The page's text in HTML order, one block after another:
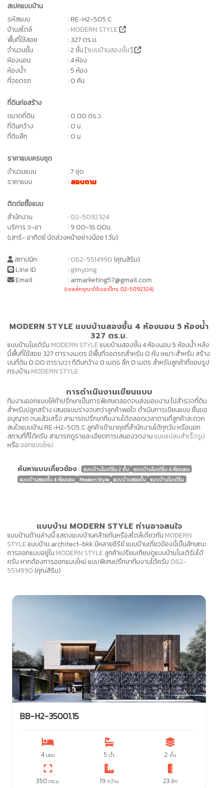
สเปคแบบบ้าน
รหัสแบบ
: RE-H2-505.C
บ้านสไตล์
: MODERN STYLE
พื้นที่ใช้สอย
: 327 ตร.ม.
จำนวนชั้น
: 2 ชั้น ['แบบบ้านสองชั้น']
ห้องนอน
: 4 ห้อง
ห้องน้ำ
: 5 ห้อง
ที่จอดรถ
: 0 คัน
ที่ดินก่อสร้าง
ขนาดที่ดิน
: 0.00 ตร.ว.
ที่ดินกว้าง
: 0 ม.
ที่ดินลึก
: 0 ม.
ราคาแบบครบชุด
จำนวนแบบ
: 7 ชุด
ราคาแบบ
: สอบถาม
ติดต่อซื้อแบบ
สำนักงาน
: 02-5092324
บริการ จ-อา
: 9:00-18:00น.
(เสาร์- อาทิตย์ นัดล่วงหน้าอย่างน้อย 1 วัน)
สถาปนิก : 082-5514990 (คุณสิริน)
Line ID
: gimyong
Email
: armarketing57@gmail.com
(เซลล์กรุณาใช้เบอร์โทร 02-5092324)
MODERN STYLE แบบบ้านสองชั้น 4 ห้องนอน 5 ห้องน้ำ
327 ตร.ม.
แบบบ้านโมเดิร์น MODERN STYLEแบบบ้านสองชั้น 4 ห้องนอน 5 ห้องน้ำ หลัง
นี้พื้นที่ใช้สอย 327 ตารางเมตร มีพื้นที่จอดรถสำหรับ 0 คัน เหมาะสำหรับ สร้าง
บนที่ดิน 0.00 ตารางวา ทีดินกว้าง 0 เมตร ลึก 0 เมตร สำหรับลูกค้าที่ชอบรูป
ทรงบ้าน MODERN STYLE
การดำเนินงานเขียนแบบ
ทีมงานออกแบบให้คำปรึกษาเป็นการพิเศษตลอดจนส่งมอบงาน ไปสำรวจที่ดิน
สำหรับปลูกสร้าง เสนอแบบร่างจนกว่าลูกค้าพอใจ ดำเนินการเขียนแบบ ยื่นขอ
อนุญาต จนแล้วเสร็จ สามารถปรึกษาทีมงานได้ตลอดเวลาตามที่ลูกค้าสะดวก
สนใจแบบบ้าน RE-H2-505.C ลูกค้าเข้ามาคุยที่สำนักงานได้ทุกวัน หรือนอก
สถานที่ก็ได้ครับ สามารถดูรายละเอียดการเสนองวดงาน แบบแปลนสำเร็จรูป
หรือ ออกแบบใหม่
ค้นหาแบบเกี่ยวข้อง: แบบบ้านโมเดิร์น 2 ชั้น
แบบบ้านโมเดิร์น 4 ห้องนอน
แบบบ้านสองชั้น 4 ห้องนอน
Modern Style แบบบ้านสองชั้น แบบบ้านโมเดิร์น
แบบบ้าน MODERN STYLE ท่านอาจสนใจ
แบบบ้านด้านล่างนี้ แสดงแบบบ้านคล้ายกันหรือสไตล์เดียวกัน MODERN
STYLEแบบบ้าน architect-bkk มีหลายซีรีย์ แบบบ้านเกี่ยวข้องนี้เป็นลักษณะ
การออกแบบอยู่ใน MODERN STYLE ลูกค้าเปรียบเทียบดูแบบบ้านโมเดิร์นได้
ครับ หากต้องการออกแบบใหม่ แบบพิเศษปรึกษาทีมงานได้ครับ 082-
5514990 (คุณสิริน)
BB-H2-35001.15
4 นอน 5 น้ำ 2 ชั้น
350 ตร.ม. 19 กว้าง 23 ลึก